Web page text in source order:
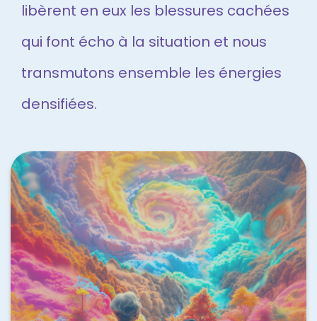
libèrent en eux les blessures cachées
qui font écho à la situation et nous
transmutons ensemble les énergies
densifiées.